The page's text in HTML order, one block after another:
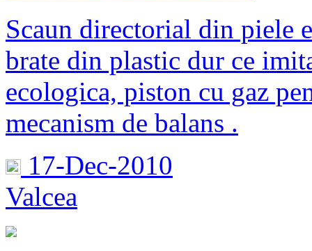
Scaun directorial din piele
brate din plastic dur ce
ecologica, piston cu gaz
mecanism de balans .
17-Dec-2010
Valcea